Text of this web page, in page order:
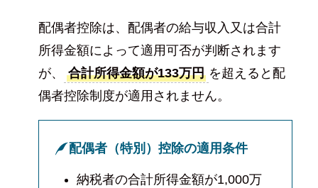
配偶者控除は、配偶者の給与収入又は合計
所得金額によって適用可否が判断されます
が、
合計所得金額が133万円 を超えると配
偶者控除制度が適用されません。
配偶者（特別）控除の適用条件
納税者の合計所得金額が1,000万